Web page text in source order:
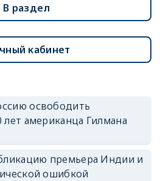
В раздел
кабинет
освободить
американца Гилмана
премьера Индии и
ошибкой